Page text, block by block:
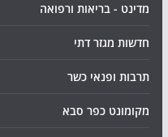
מדינט - בריאות ורפואה
חדשות מגזר דתי
תרבות ופנאי כשר
מקומונט כפר סבא